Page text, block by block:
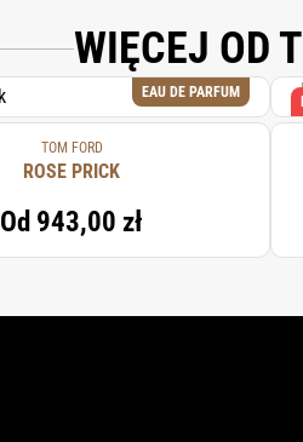
WIĘCEJ OD
EAU DE PARFUM
TOM FORD
ROSE PRICK
Od 943,00 zł